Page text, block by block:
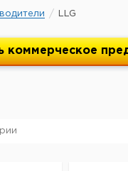
LLG
коммерческое